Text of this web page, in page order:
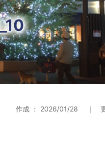
作成 ： 2026/01/28 ｜